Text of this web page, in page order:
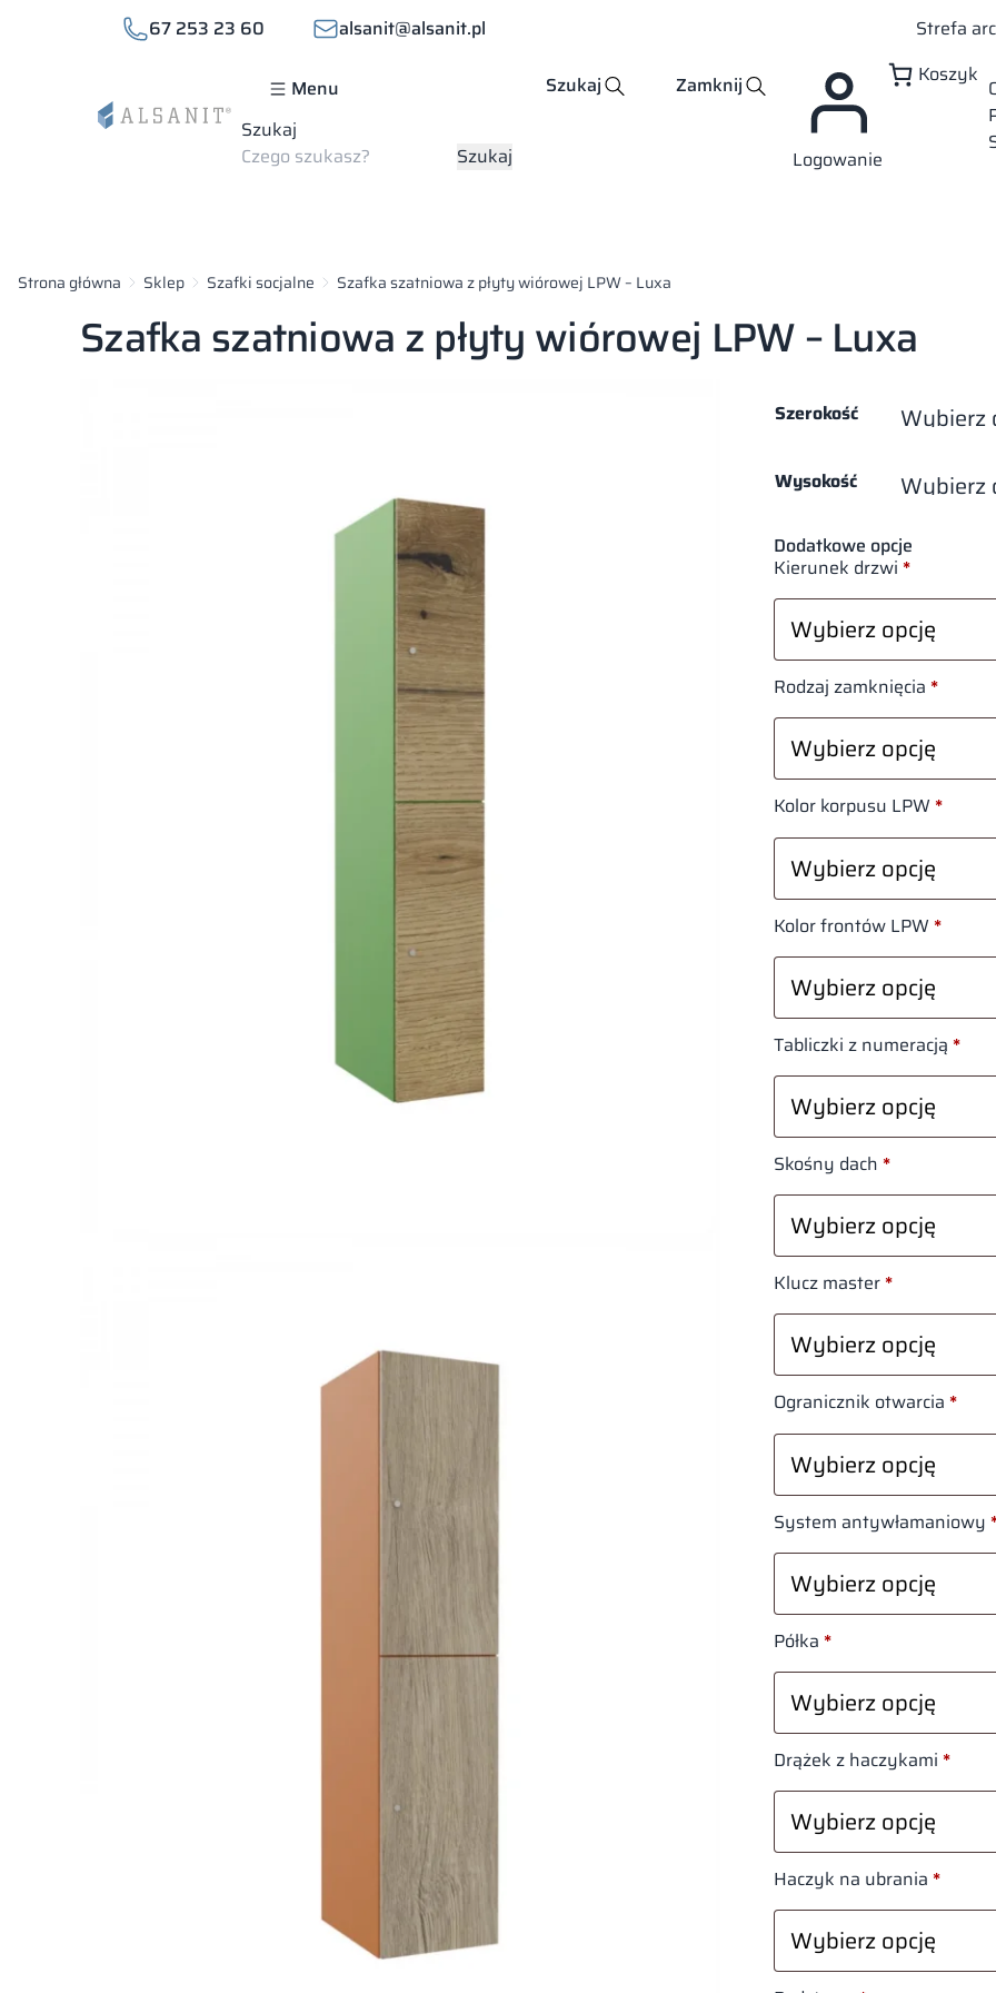
67 253 23 60 alsanit@alsanit.pl Strefa
Menu
Szukaj
Szukaj
Szukaj Zamknij
Logowanie
Koszyk
Strona główna Sklep Szafki socjalne Szafka szatniowa z płyty wiórowej LPW – Luxa
Szafka szatniowa z płyty wiórowej LPW – Luxa
Szerokość
Wysokość
Dodatkowe opcje
Kierunek drzwi *
Rodzaj zamknięcia *
Kolor korpusu LPW *
Kolor frontów LPW *
Tabliczki z numeracją *
Skośny dach *
Klucz master *
Ogranicznik otwarcia *
System antywłamaniowy
Półka *
Drążek z haczykami *
Haczyk na ubrania *